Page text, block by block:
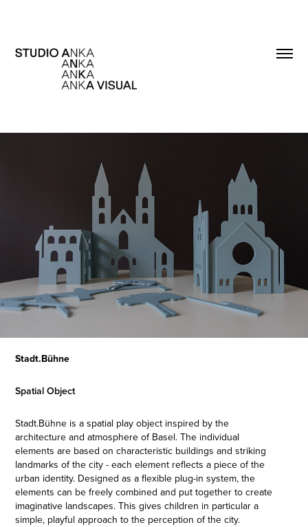
Stadt.Bühne
Spatial Object
Stadt.Bühne is a spatial play object inspired by the
architecture and atmosphere of Basel. The individual
elements are based on characteristic buildings and striking
landmarks of the city - each element reflects a piece of the
urban identity. Designed as a flexible plug-in system, the
elements can be freely combined and put together to create
imaginative landscapes. This gives children in particular a
simple, playful approach to the perception of the city.